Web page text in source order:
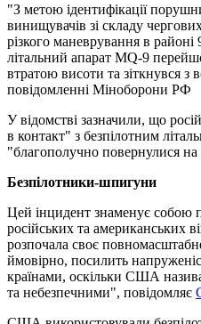
"З метою ідентифікації
винищувачів зі складу
різкого маневрування в
літальний апарат MQ-9
втратою висоти та зіткнувся
повідомленні Міноборони РФ
У відомстві зазначили, що
в контакт" з безпілотним
"благополучно повернулися
Безпілотники-шпигуни
Цей інцидент знаменує собою
російських та американських
розпочала своє
ймовірно, посилить
країнами, оскільки США
та небезпечними", повідомляє